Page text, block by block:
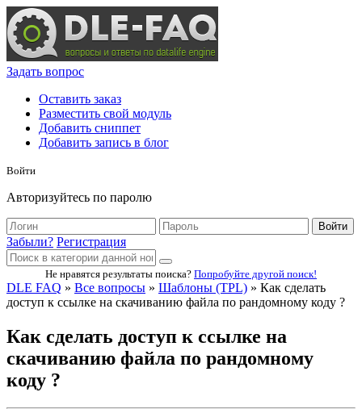
Задать вопрос
Оставить заказ
Разместить свой модуль
Добавить сниппет
Добавить запись в блог
Войти
Авторизуйтесь по паролю
Войти
Забыли? Регистрация
Не нравятся результаты поиска? Попробуйте другой поиск!
DLE FAQ » Все вопросы » Шаблоны (TPL) » Как сделать
доступ к ссылке на скачиванию файла по рандомному коду ?
Как сделать доступ к ссылке на
скачиванию файла по рандомному
коду ?